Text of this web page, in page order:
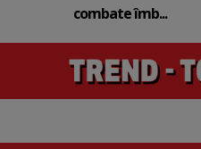
combate îmb...